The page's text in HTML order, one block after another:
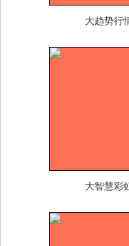
大趋势行
大智慧彩